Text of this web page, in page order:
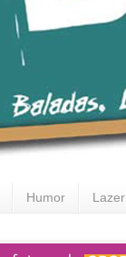
Humor Lazer